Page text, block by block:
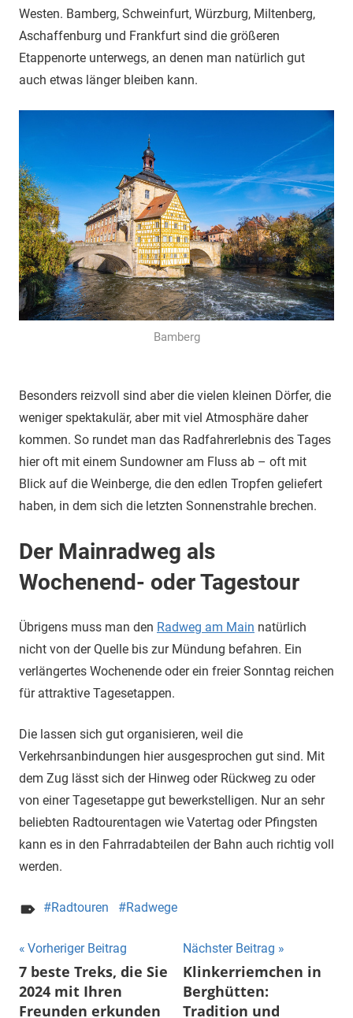
Westen. Bamberg, Schweinfurt, Würzburg, Miltenberg,
Aschaffenburg und Frankfurt sind die größeren
Etappenorte unterwegs, an denen man natürlich gut
auch etwas länger bleiben kann.
Bamberg
Besonders reizvoll sind aber die vielen kleinen Dörfer, die
weniger spektakulär, aber mit viel Atmosphäre daher
kommen. So rundet man das Radfahrerlebnis des Tages
hier oft mit einem Sundowner am Fluss ab – oft mit
Blick auf die Weinberge, die den edlen Tropfen geliefert
haben, in dem sich die letzten Sonnenstrahle brechen.
Der Mainradweg als
Wochenend- oder Tagestour
Übrigens muss man den Radweg am Main natürlich
nicht von der Quelle bis zur Mündung befahren. Ein
verlängertes Wochenende oder ein freier Sonntag reichen
für attraktive Tagesetappen.
Die lassen sich gut organisieren, weil die
Verkehrsanbindungen hier ausgesprochen gut sind. Mit
dem Zug lässt sich der Hinweg oder Rückweg zu oder
von einer Tagesetappe gut bewerkstelligen. Nur an sehr
beliebten Radtourentagen wie Vatertag oder Pfingsten
kann es in den Fahrradabteilen der Bahn auch richtig voll
werden.
Radtouren Radwege
Beitragsnavigation
Vorheriger Beitrag
7 beste Treks, die Sie
2024 mit Ihren
Freunden erkunden
Nächster Beitrag
Klinkerriemchen in
Berghütten:
Tradition und